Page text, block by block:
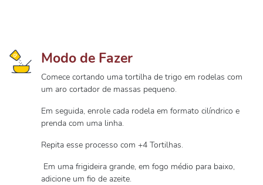
Modo de Fazer
Comece cortando uma tortilha de trigo em rodelas com
um aro cortador de massas pequeno.
Em seguida, enrole cada rodela em formato cilíndrico e
prenda com uma linha.
Repita esse processo com +4 Tortilhas.
Em uma frigideira grande, em fogo médio para baixo,
adicione um fio de azeite.